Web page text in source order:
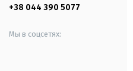
+38 044 390 5077
Мы в соцсетях: